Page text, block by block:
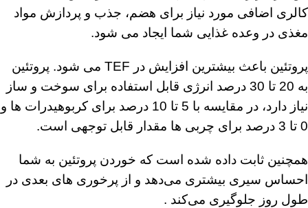
کالری اضافی مورد نیاز برای هضم، جذب و پردازش مواد
مغذی در وعده غذایی شما ایجاد می شود.
پروتئین باعث بیشترین افزایش در TEF می شود. پروتئین
به 20 تا 30 درصد انرژی قابل استفاده برای سوخت و ساز
نیاز دارد، در مقایسه با 5 تا 10 درصد برای کربوهیدرات ها و
0 تا 3 درصد برای چربی ها مقدار قابل توجهی است.
همچنین ثابت داده شده است که خوردن پروتئین به شما
احساس سیری بیشتری می‌دهد و از پرخوری های بعدی در
طول روز جلوگیری می‌کند .